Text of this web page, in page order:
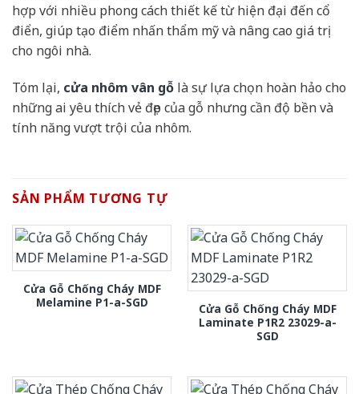
hợp với nhiều phong cách thiết kế từ hiện đại đến cổ
điển, giúp tạo điểm nhấn thẩm mỹ và nâng cao giá trị
cho ngôi nhà.
Tóm lại, cửa nhôm vân gỗ là sự lựa chọn hoàn hảo cho
những ai yêu thích vẻ đẹp của gỗ nhưng cần độ bền và
tính năng vượt trội của nhôm.
SẢN PHẨM TƯƠNG TỰ
Cửa Gỗ Chống Cháy MDF
Melamine P1-a-SGD
Cửa Gỗ Chống Cháy MDF
Laminate P1R2 23029-a-
SGD